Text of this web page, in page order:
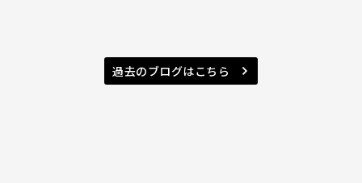
過去のブログはこちら